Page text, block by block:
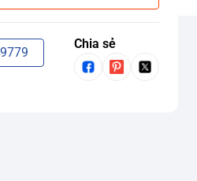
Chia sẻ